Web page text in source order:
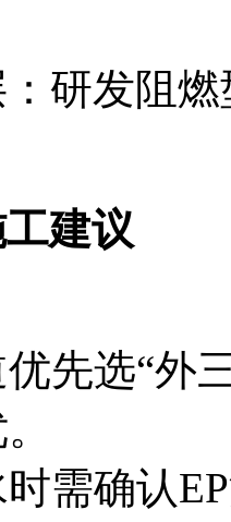
研发阻
建议
先选“外
需确认